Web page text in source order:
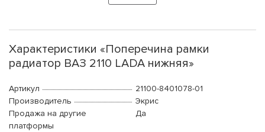
Характеристики «Поперечина рамки
радиатор ВАЗ 2110 LADA нижняя»
Артикул
21100-8401078-01
Производитель
Экрис
Продажа на другие
платформы
Да